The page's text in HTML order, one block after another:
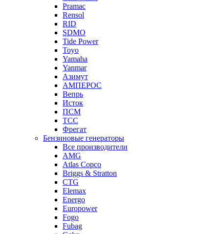
Pramac
Rensol
RID
SDMO
Tide Power
Toyo
Yamaha
Yanmar
Азимут
АМПЕРОС
Вепрь
Исток
ПСМ
ТСС
Фрегат
Бензиновые генераторы
Все производители
AMG
Atlas Copco
Briggs & Stratton
CTG
Elemax
Energo
Europower
Fogo
Fubag